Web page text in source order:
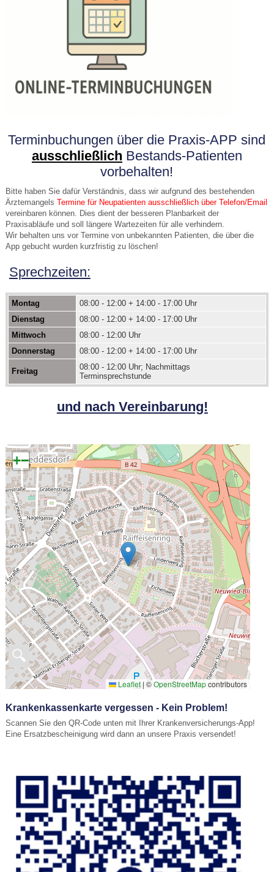
Terminbuchungen über die Praxis-APP sind
ausschließlich Bestands-Patienten
vorbehalten!
Bitte haben Sie dafür Verständnis, dass wir aufgrund des bestehenden
Ärztemangels Termine für Neupatienten ausschließlich über Telefon/Email
vereinbaren können. Dies dient der besseren Planbarkeit der
Praxisabläufe und soll längere Wartezeiten für alle verhindern.
Wir behalten uns vor Termine von unbekannten Patienten, die über die
App gebucht wurden kurzfristig zu löschen!
Sprechzeiten:
Montag
08:00 - 12:00 + 14:00 - 17:00 Uhr
Dienstag
08:00 - 12:00 + 14:00 - 17:00 Uhr
Mittwoch
08:00 - 12:00 Uhr
Donnerstag
08:00 - 12:00 + 14:00 - 17:00 Uhr
Freitag
08:00 - 12:00 Uhr; Nachmittags
Terminsprechstunde
und nach Vereinbarung!
🔍
+−
Leaflet|©OpenStreetMapcontributors
Krankenkassenkarte vergessen - Kein Problem!
Scannen Sie den QR-Code unten mit Ihrer Krankenversicherungs-App!
Eine Ersatzbescheinigung wird dann an unsere Praxis versendet!